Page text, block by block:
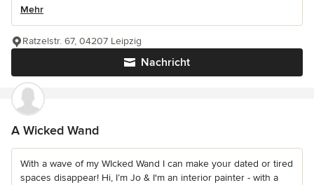
Mehr
Nachricht
Ratzelstr. 67, 04207 Leipzig
A Wicked Wand
With a wave of my WIcked Wand I can make your dated or tired
spaces disappear! Hi, I’m Jo & I'm an interior painter - with a